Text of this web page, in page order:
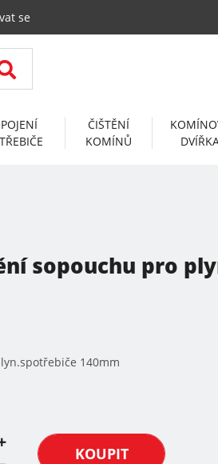
se
ČIŠTĚNÍ
KOMÍNŮ
sopouchu pro
140mm
KOUPIT